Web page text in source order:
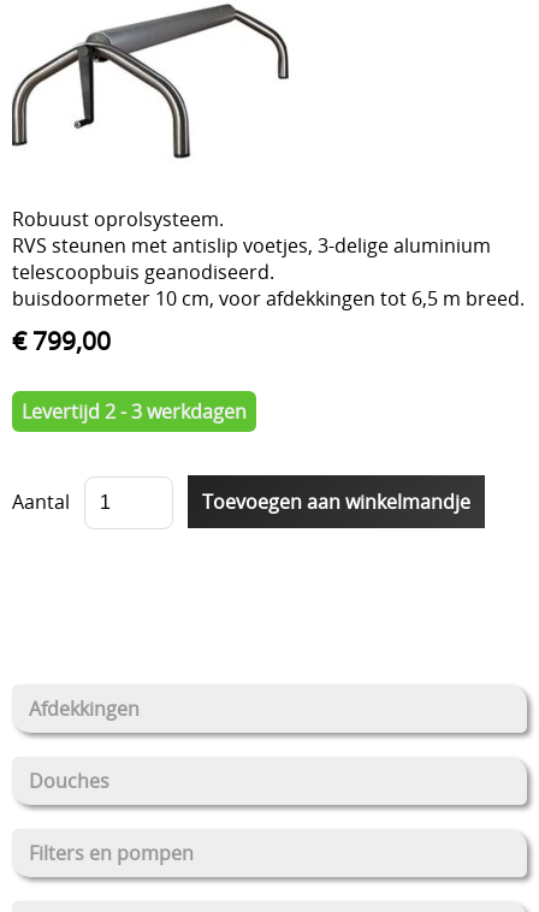
liners
Loodgieterij PVC
Reiniging
Tegenstroom zwemapparaten
Verlichting
Verwarmen
Vilt en isolatie
Waterbehandeling
Waterreservoir
Schakelkasten
Over ons
Afdekkingen
Douches
Filters en pompen
Robuust oprolsysteem.
RVS steunen met antislip voetjes, 3-delige aluminium
telescoopbuis geanodiseerd.
buisdoormeter 10 cm, voor afdekkingen tot 6,5 m breed.
€ 799,00
Levertijd 2 - 3 werkdagen
Aantal